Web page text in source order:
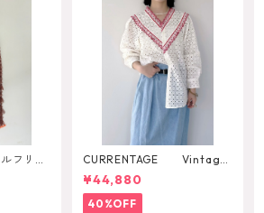
フリル
CURRENTAGE Vintage
Lace Blouse
¥44,880
40%OFF